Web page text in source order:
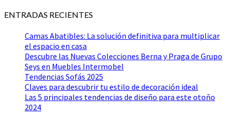
ENTRADAS RECIENTES
Camas Abatibles: La solución definitiva para multiplicar
el espacio en casa
Descubre las Nuevas Colecciones Berna y Praga de Grupo
Seys en Muebles Intermobel
Tendencias Sofás 2025
Claves para descubrir tu estilo de decoración ideal
Las 5 principales tendencias de diseño para este otoño
2024